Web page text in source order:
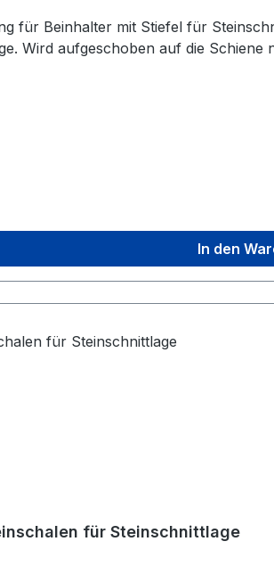
für Beinhalter mit Stiefel für
Wird aufgeschoben auf die
In den
für Steinschnittlage